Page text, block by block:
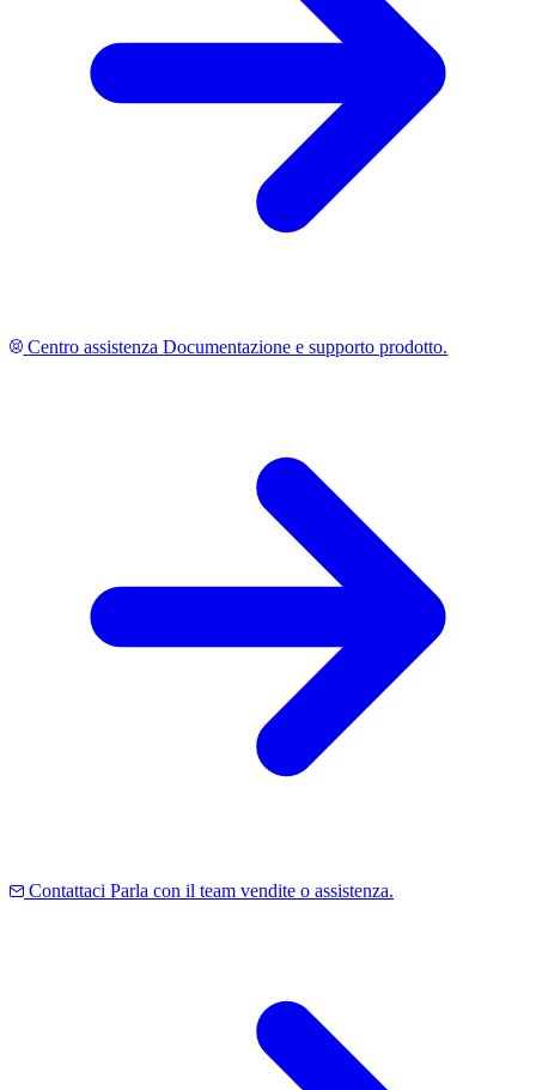
Centro assistenza Documentazione e supporto prodotto.
Contattaci Parla con il team vendite o assistenza.